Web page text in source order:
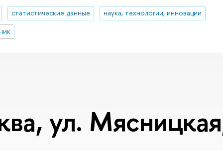
статистические данные
наука, технологии, инновации
ул.